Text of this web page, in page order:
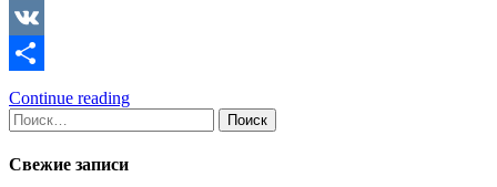
Copy
Link
VK
Отправить
Continue reading
Найти:
Свежие записи